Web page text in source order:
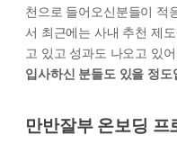
천으로 들어오신분들이 적
서 최근에는 사내 추천 제
고 있고 성과도 나오고 있
입사하신 분들도 있을 정도
만반잘부 온보딩 프